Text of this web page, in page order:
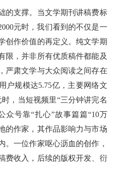
支撑。当文学期刊讲稿费标
元时，我们看到的不仅是一
创作价值的再定义。纯文学期
限，并非所有优质稿件都能及
严肃文学与大众阅读之间存在
户规模达5.75亿，主要网络文
，当短视频里“三分钟讲完名
众号靠“扎心”故事篇篇“10万
的作家，其作品影响力与市场
。一位作家呕心沥血的创作，
费收入，后续的版权开发、衍